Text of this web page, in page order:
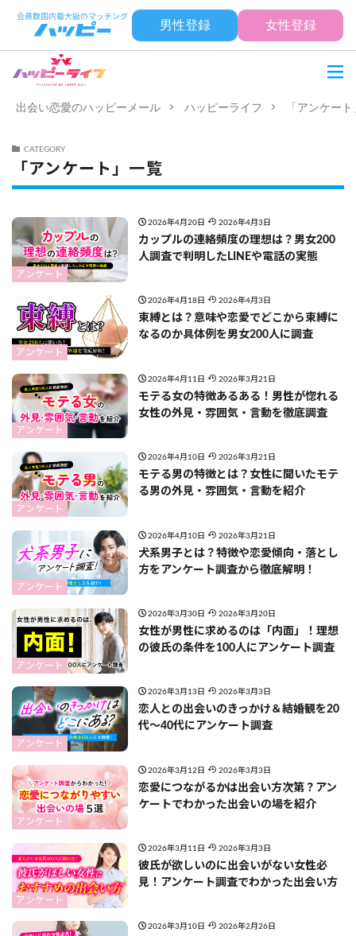
男性登録 女性登録
出会い恋愛のハッピーメール ハッピーライフ 「アンケー
CATEGORY
「アンケート」一覧
アンケート
2026年4月20日 2026年4月3日
カップルの連絡頻度の理想は？男女200
人調査で判明したLINEや電話の実態
アンケート
2026年4月18日 2026年4月3日
束縛とは？意味や恋愛でどこから束縛に
なるのか具体例を男女200人に調査
アンケート
2026年4月11日 2026年3月21日
モテる女の特徴あるある！男性が惚れる
女性の外見・雰囲気・言動を徹底調査
アンケート
2026年4月10日 2026年3月21日
モテる男の特徴とは？女性に聞いたモテ
る男の外見・雰囲気・言動を紹介
アンケート
2026年4月10日 2026年3月21日
犬系男子とは？特徴や恋愛傾向・落とし
方をアンケート調査から徹底解明！
アンケート
2026年3月30日 2026年3月20日
女性が男性に求めるのは「内面」！理想
の彼氏の条件を100人にアンケート調査
アンケート
2026年3月13日 2026年3月3日
恋人との出会いのきっかけ＆結婚観を20
代〜40代にアンケート調査
アンケート
2026年3月12日 2026年3月3日
恋愛につながるかは出会い方次第？アン
ケートでわかった出会いの場を紹介
アンケート
2026年3月11日 2026年3月3日
彼氏が欲しいのに出会いがない女性必
見！アンケート調査でわかった出会い方
2026年3月10日 2026年2月26日